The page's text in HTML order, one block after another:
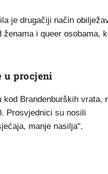
je drugačiji način
i queer osobama,
u procjeni
Brandenburških vrata,
Prosvjednici su nosili
manje nasilja".